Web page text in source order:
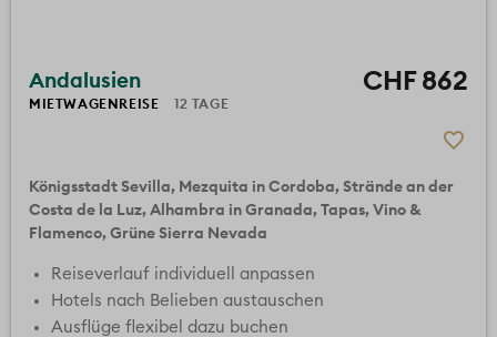
CHF 862
Andalusien
MIETWAGENREISE 12 TAGE
Königsstadt Sevilla Mezquita in Cordoba Strände an der
Costa de la Luz Alhambra in Granada Tapas, Vino &
Flamenco Grüne Sierra Nevada
Reiseverlauf individuell anpassen
Hotels nach Belieben austauschen
Ausflüge flexibel dazu buchen